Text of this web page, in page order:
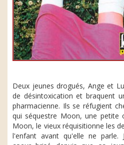
Deux jeunes drogués, Ange et
de désintoxication et braquent
pharmacienne. Ils se réfugient
qui séquestre Moon, une petite
Moon, le vieux réquisitionne les
l'enfant avant qu'elle ne parle.